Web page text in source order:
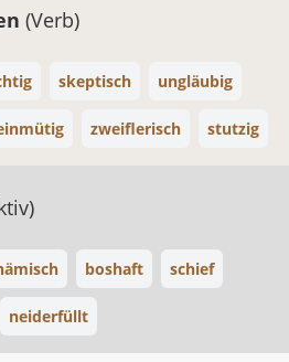
(Verb)
skeptisch ungläubig
zweiflerisch stutzig
boshaft schief
neiderfüllt